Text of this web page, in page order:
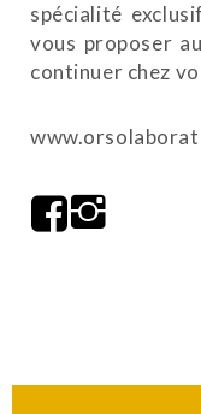
spécialité
vous proposer
continuer chez